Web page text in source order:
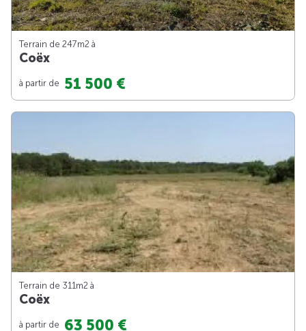
Terrain de 247m2 à
Coëx
à partir de 51 500 €
Terrain de 311m2 à
Coëx
à partir de 63 500 €